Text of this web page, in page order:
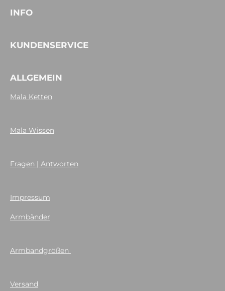
INFO
KUNDENSERVICE
ALLGEMEIN
Mala Ketten
Mala Wissen
Fragen | Antworten
Impressum
Armbänder
Armbandgrößen
Versand